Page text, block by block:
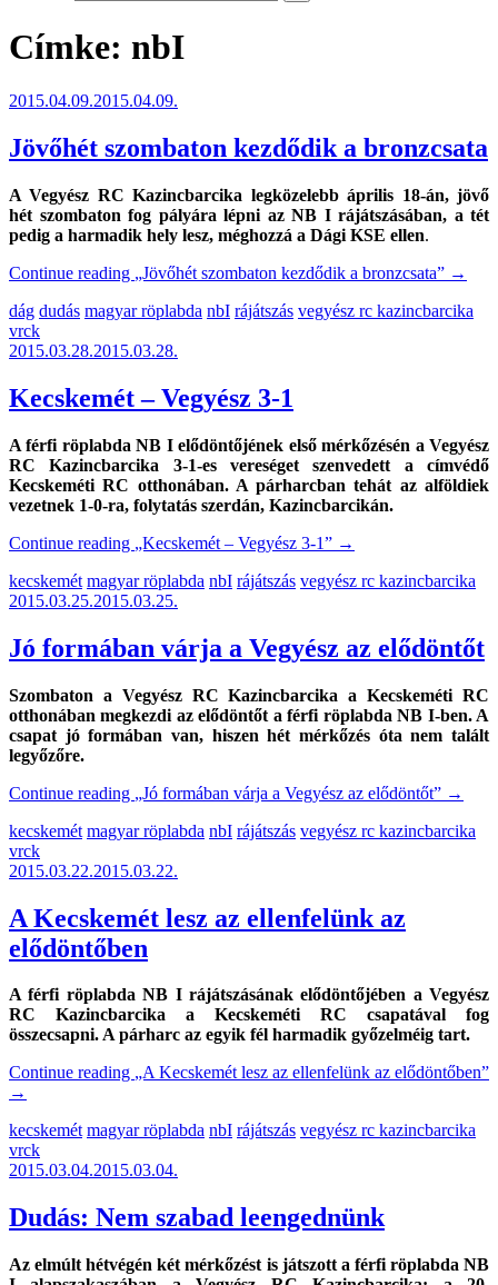
Címke: nbI
2015.04.09.2015.04.09.
Jövőhét szombaton kezdődik a bronzcsata
A Vegyész RC Kazincbarcika legközelebb április 18-án, jövő
hét szombaton fog pályára lépni az NB I rájátszásában, a tét
pedig a harmadik hely lesz, méghozzá a Dági KSE ellen.
Continue reading „Jövőhét szombaton kezdődik a bronzcsata” →
dág dudás magyar röplabda nbI rájátszás vegyész rc kazincbarcika
vrck
2015.03.28.2015.03.28.
Kecskemét – Vegyész 3-1
A férfi röplabda NB I elődöntőjének első mérkőzésén a Vegyész
RC Kazincbarcika 3-1-es vereséget szenvedett a címvédő
Kecskeméti RC otthonában. A párharcban tehát az alföldiek
vezetnek 1-0-ra, folytatás szerdán, Kazincbarcikán.
Continue reading „Kecskemét – Vegyész 3-1” →
kecskemét magyar röplabda nbI rájátszás vegyész rc kazincbarcika
2015.03.25.2015.03.25.
Jó formában várja a Vegyész az elődöntőt
Szombaton a Vegyész RC Kazincbarcika a Kecskeméti RC
otthonában megkezdi az elődöntőt a férfi röplabda NB I-ben. A
csapat jó formában van, hiszen hét mérkőzés óta nem talált
legyőzőre.
Continue reading „Jó formában várja a Vegyész az elődöntőt” →
kecskemét magyar röplabda nbI rájátszás vegyész rc kazincbarcika
vrck
2015.03.22.2015.03.22.
A Kecskemét lesz az ellenfelünk az
elődöntőben
A férfi röplabda NB I rájátszásának elődöntőjében a Vegyész
RC Kazincbarcika a Kecskeméti RC csapatával fog
összecsapni. A párharc az egyik fél harmadik győzelméig tart.
Continue reading „A Kecskemét lesz az ellenfelünk az elődöntőben”
→
kecskemét magyar röplabda nbI rájátszás vegyész rc kazincbarcika
vrck
2015.03.04.2015.03.04.
Dudás: Nem szabad leengednünk
Az elmúlt hétvégén két mérkőzést is játszott a férfi röplabda NB